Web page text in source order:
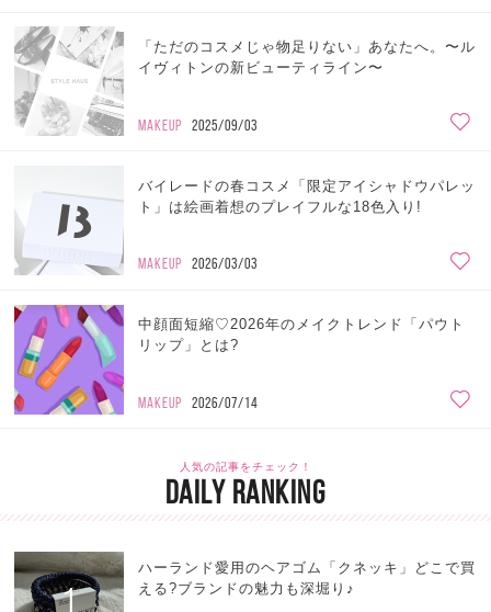
「ただのコスメじゃ物足りない」あなたへ。〜ル
イヴィトンの新ビューティライン〜
MAKEUP 2025/09/03
バイレードの春コスメ「限定アイシャドウパレッ
ト」は絵画着想のプレイフルな18色入り!
MAKEUP 2026/03/03
中顔面短縮♡2026年のメイクトレンド「パウト
リップ」とは?
MAKEUP 2026/07/14
人気の記事をチェック！
DAILY RANKING
ハーランド愛用のヘアゴム「クネッキ」どこで買
える?ブランドの魅力も深堀り♪